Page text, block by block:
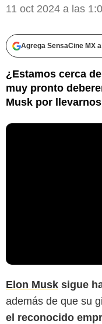
11 oct 2024 a las
Agrega SensaCine MX
¿Estamos cerca
muy pronto
Musk por
Elon Musk sigue
además de que su
el reconocido